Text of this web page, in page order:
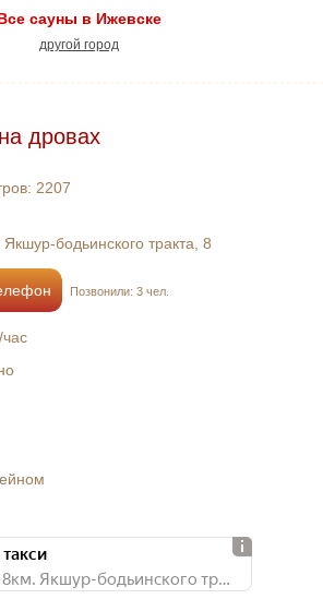
сауны в Ижевске
другой город
дровах
2207
бодьинского тракта, 8
Позвонили: 3 чел.
Ижевск, 8км. Якшур-бодьинского тракта, 8